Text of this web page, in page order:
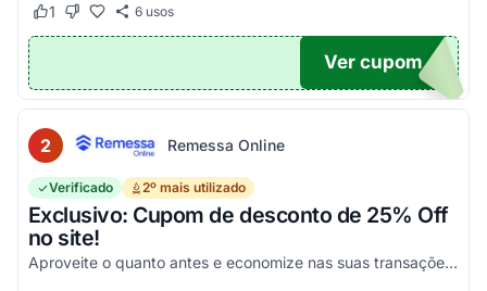
Este cupom funcionou
1 Este cupom não funcionou
6usos
POM6
Ver cupom
2 Remessa Online
Verificado 2º mais utilizado
Exclusivo: Cupom de desconto de 25% Off
no site!
Aproveite o quanto antes e economize nas suas transações, tanto PF quanto PJ!